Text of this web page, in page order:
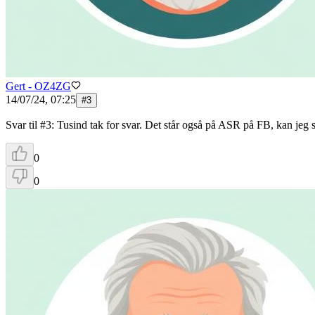
Gert - OZ4ZG
14/07/24, 07:25 #3
Svar til #3: Tusind tak for svar. Det står også på ASR på FB, kan
0
0